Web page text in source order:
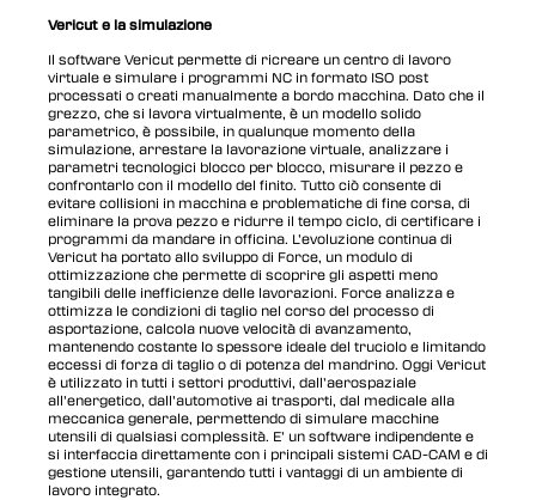
Vericut e la simulazione
Il software Vericut permette di ricreare un centro di lavoro
virtuale e simulare i programmi NC in formato ISO post
processati o creati manualmente a bordo macchina. Dato che il
grezzo, che si lavora virtualmente, è un modello solido
parametrico, è possibile, in qualunque momento della
simulazione, arrestare la lavorazione virtuale, analizzare i
parametri tecnologici blocco per blocco, misurare il pezzo e
confrontarlo con il modello del finito. Tutto ciò consente di
evitare collisioni in macchina e problematiche di fine corsa, di
eliminare la prova pezzo e ridurre il tempo ciclo, di certificare i
programmi da mandare in officina. L’evoluzione continua di
Vericut ha portato allo sviluppo di Force, un modulo di
ottimizzazione che permette di scoprire gli aspetti meno
tangibili delle inefficienze delle lavorazioni. Force analizza e
ottimizza le condizioni di taglio nel corso del processo di
asportazione, calcola nuove velocità di avanzamento,
mantenendo costante lo spessore ideale del truciolo e limitando
eccessi di forza di taglio o di potenza del mandrino. Oggi Vericut
è utilizzato in tutti i settori produttivi, dall’aerospaziale
all’energetico, dall’automotive ai trasporti, dal medicale alla
meccanica generale, permettendo di simulare macchine
utensili di qualsiasi complessità. E’ un software indipendente e
si interfaccia direttamente con i principali sistemi CAD-CAM e di
gestione utensili, garantendo tutti i vantaggi di un ambiente di
lavoro integrato.